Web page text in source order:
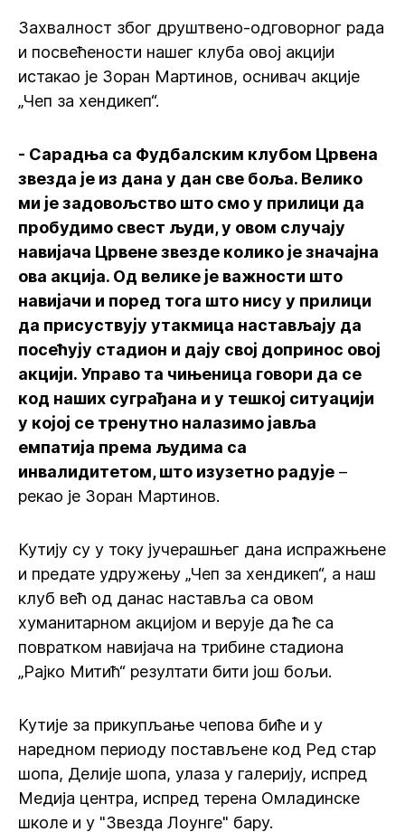
Захвалност због друштвено-одговорног рада
и посвећености нашег клуба овој акцији
истакао је Зоран Мартинов, оснивач акције
„Чеп за хендикеп“.
- Сарадња са Фудбалским клубом Црвена
звезда је из дана у дан све боља. Велико
ми је задовољство што смо у прилици да
пробудимо свест људи, у овом случају
навијача Црвене звезде колико је значајна
ова акција. Од велике је важности што
навијачи и поред тога што нису у прилици
да присуствују утакмица настављају да
посећују стадион и дају свој допринос овој
акцији. Управо та чињеница говори да се
код наших суграђана и у тешкој ситуацији
у којој се тренутно налазимо јавља
емпатија према људима са
инвалидитетом, што изузетно радује –
рекао је Зоран Мартинов.
Кутију су у току јучерашњег дана испражњене
и предате удружењу „Чеп за хендикеп“, а наш
клуб већ од данас наставља са овом
хуманитарном акцијом и верује да ће са
повратком навијача на трибине стадиона
„Рајко Митић“ резултати бити још бољи.
Кутије за прикупљање чепова биће и у
наредном периоду постављене код Ред стар
шопа, Делије шопа, улаза у галерију, испред
Медија центра, испред терена Омладинске
школе и у "Звезда Лоунге" бару.